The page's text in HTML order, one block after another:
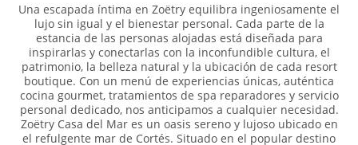
Una escapada íntima en Zoëtry equilibra ingeniosamente el
lujo sin igual y el bienestar personal. Cada parte de la
estancia de las personas alojadas está diseñada para
inspirarlas y conectarlas con la inconfundible cultura, el
patrimonio, la belleza natural y la ubicación de cada resort
boutique. Con un menú de experiencias únicas, auténtica
cocina gourmet, tratamientos de spa reparadores y servicio
personal dedicado, nos anticipamos a cualquier necesidad.
Zoëtry Casa del Mar es un oasis sereno y lujoso ubicado en
el refulgente mar de Cortés. Situado en el popular destino